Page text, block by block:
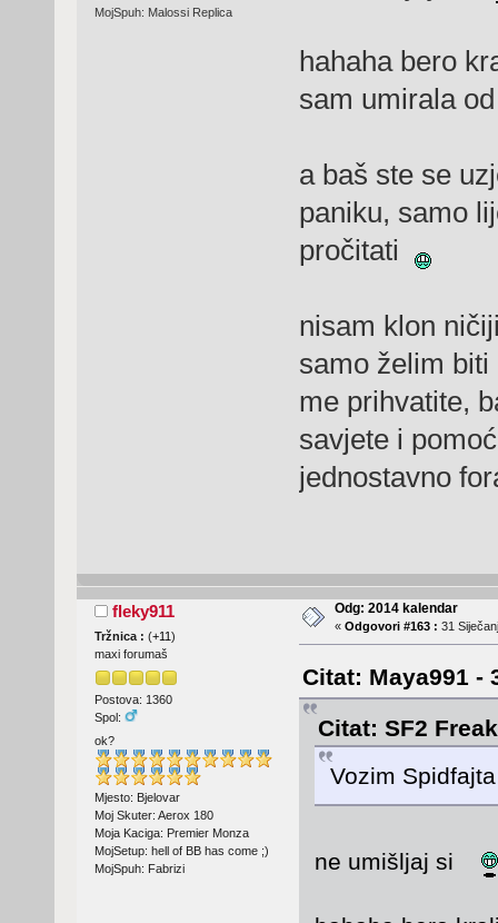
MojSpuh: Malossi Replica
hahaha bero
sam umirala
a baš ste se
paniku, samo
pročitati
nisam klon
samo želim
me prihvatite,
savjete i
jednostavno
fleky911
Tržnica : (+11 )
maxi forumaš
Postova: 1360
Spol:
ok?
Mjesto: Bjelovar
Moj Skuter: Aerox 180
Moja Kaciga: Premier Monza
MojSetup: hell of BB has come ;)
MojSpuh: Fabrizi
Odg: 2014 kalendar
« Odgovori #163 : 31
Citat: Maya991 -
Citat: SF2
Vozim
ne umišljaj si